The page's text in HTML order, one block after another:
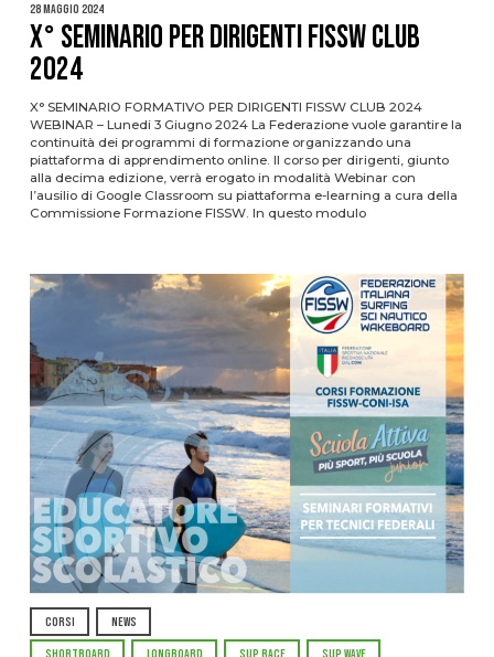
28 Maggio 2024
X° SEMINARIO PER DIRIGENTI FISSW CLUB
2024
X° SEMINARIO FORMATIVO PER DIRIGENTI FISSW CLUB 2024
WEBINAR – Lunedi 3 Giugno 2024 La Federazione vuole garantire la
continuità dei programmi di formazione organizzando una
piattaforma di apprendimento online. Il corso per dirigenti, giunto
alla decima edizione, verrà erogato in modalità Webinar con
l’ausilio di Google Classroom su piattaforma e-learning a cura della
Commissione Formazione FISSW. In questo modulo
CORSI NEWS